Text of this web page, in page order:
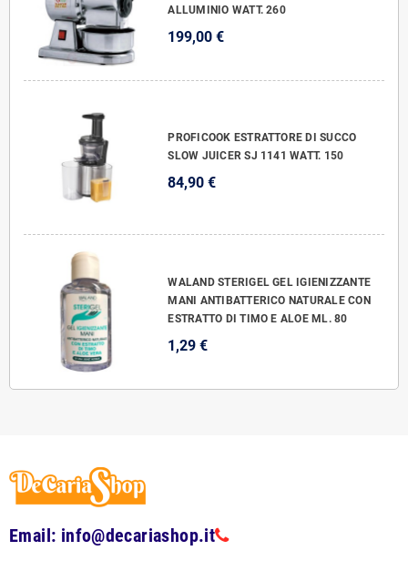
ALLUMINIO WATT. 260
199,00 €
PROFICOOK ESTRATTORE DI SUCCO
SLOW JUICER SJ 1141 WATT. 150
84,90 €
WALAND STERIGEL GEL IGIENIZZANTE
MANI ANTIBATTERICO NATURALE CON
ESTRATTO DI TIMO E ALOE ML. 80
1,29 €
Email: info@decariashop.it